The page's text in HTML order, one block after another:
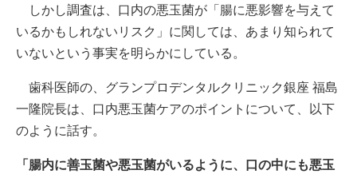
しかし調査は、口内の悪玉菌が「腸に悪影響を与えて
いるかもしれないリスク」に関しては、あまり知られて
いないという事実を明らかにしている。
歯科医師の、グランプロデンタルクリニック銀座 福島
一隆院長は、口内悪玉菌ケアのポイントについて、以下
のように話す。
「腸内に善玉菌や悪玉菌がいるように、口の中にも悪玉